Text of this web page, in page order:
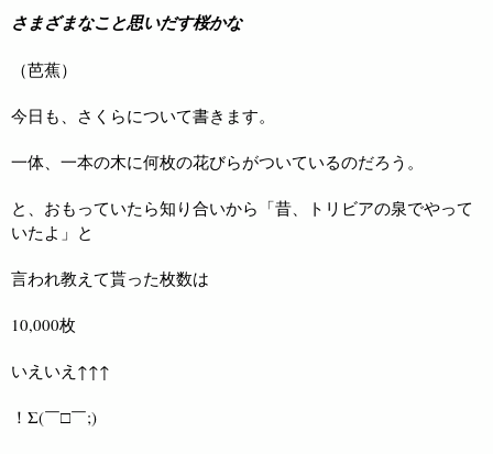
さまざまなこと思いだす桜かな
（芭蕉）
今日も、さくらについて書きます。
一体、一本の木に何枚の花びらがついているのだろう。
と、おもっていたら知り合いから「昔、トリビアの泉でやって
いたよ」と
言われ教えて貰った枚数は
10,000枚
いえいえ↑↑↑
！Σ(￣□￣;)